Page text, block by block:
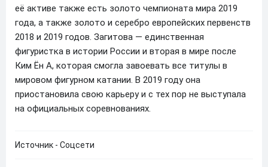
её активе также есть золото чемпионата мира 2019
года, а также золото и серебро европейских первенств
2018 и 2019 годов. Загитова — единственная
фигуристка в истории России и вторая в мире после
Ким Ён А, которая смогла завоевать все титулы в
мировом фигурном катании. В 2019 году она
приостановила свою карьеру и с тех пор не выступала
на официальных соревнованиях.
Источник - Соцсети